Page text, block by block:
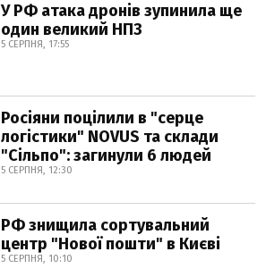
У РФ атака дронів зупинила ще
один великий НПЗ
5 СЕРПНЯ, 17:55
Росіяни поцілили в "серце
логістики" NOVUS та склади
"Сільпо": загинули 6 людей
5 СЕРПНЯ, 12:30
РФ знищила сортувальний
центр "Нової пошти" в Києві
5 СЕРПНЯ, 10:10